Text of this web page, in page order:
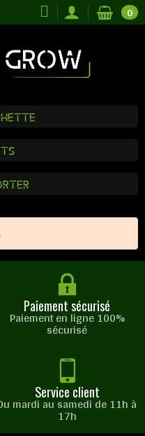
0
Paiement sécurisé
Paiement en ligne 100%
sécurisé
Service client
mardi au samedi de 11h à
17h